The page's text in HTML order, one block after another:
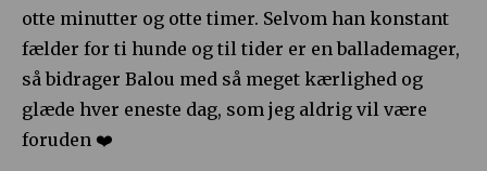
otte minutter og otte timer. Selvom han konstant
fælder for ti hunde og til tider er en ballademager,
så bidrager Balou med så meget kærlighed og
glæde hver eneste dag, som jeg aldrig vil være
foruden ❤️